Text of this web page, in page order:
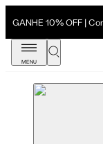
GANHE 10% OFF |
MENU